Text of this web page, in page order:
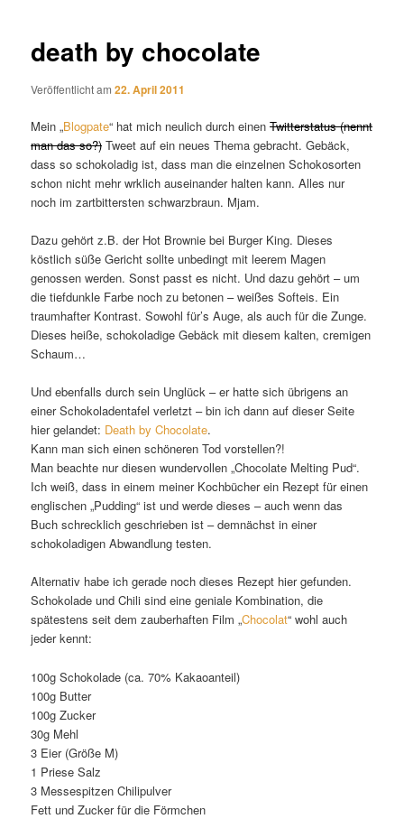
death by chocolate
Veröffentlicht am22. April 2011
Mein „Blogpate“ hat mich neulich durch einenTwitterstatus (nennt
man das so?) Tweet auf ein neues Thema gebracht. Gebäck,
dass so schokoladig ist, dass man die einzelnen Schokosorten
schon nicht mehr wrklich auseinander halten kann. Alles nur
noch im zartbittersten schwarzbraun. Mjam.
Dazu gehört z.B. der Hot Brownie bei Burger King. Dieses
köstlich süße Gericht sollte unbedingt mit leerem Magen
genossen werden. Sonst passt es nicht. Und dazu gehört – um
die tiefdunkle Farbe noch zu betonen – weißes Softeis. Ein
traumhafter Kontrast. Sowohl für’s Auge, als auch für die Zunge.
Dieses heiße, schokoladige Gebäck mit diesem kalten, cremigen
Schaum…
Und ebenfalls durch sein Unglück – er hatte sich übrigens an
einer Schokoladentafel verletzt – bin ich dann auf dieser Seite
hier gelandet: Death by Chocolate.
Kann man sich einen schöneren Tod vorstellen?!
Man beachte nur diesen wundervollen „Chocolate Melting Pud“.
Ich weiß, dass in einem meiner Kochbücher ein Rezept für einen
englischen „Pudding“ ist und werde dieses – auch wenn das
Buch schrecklich geschrieben ist – demnächst in einer
schokoladigen Abwandlung testen.
Alternativ habe ich gerade noch dieses Rezept hier gefunden.
Schokolade und Chili sind eine geniale Kombination, die
spätestens seit dem zauberhaften Film „Chocolat“ wohl auch
jeder kennt:
100g Schokolade (ca. 70% Kakaoanteil)
100g Butter
100g Zucker
30g Mehl
3 Eier (Größe M)
1 Priese Salz
3 Messespitzen Chilipulver
Fett und Zucker für die Förmchen